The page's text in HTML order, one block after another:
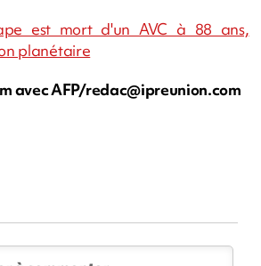
est mort d'un AVC à 88 ans,
planétaire
avec AFP/redac@ipreunion.com